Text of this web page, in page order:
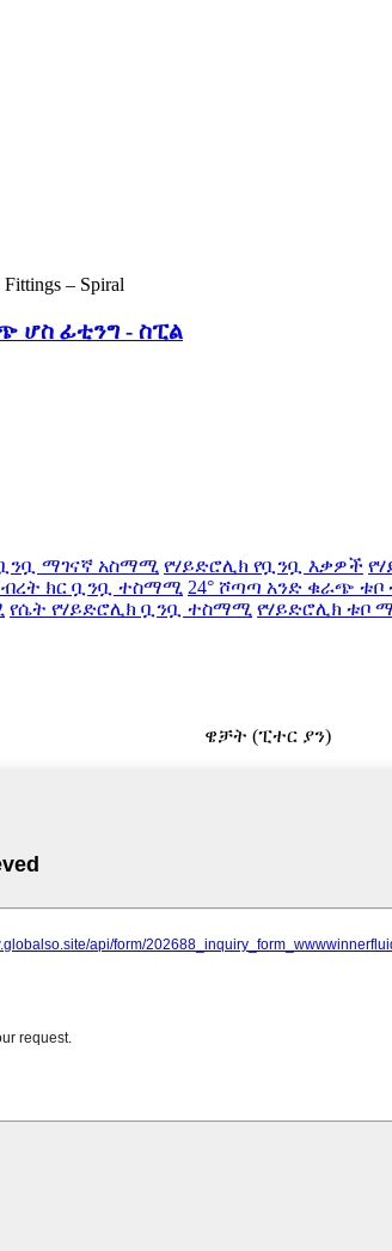
ሆስ ፊቲንግ - ስፒል
ማገናኛ አስማሚ የሃይድሮሊክ የቧንቧ እቃዎች
ብረት ክር ቧንቧ ተስማሚ 24° ሾጣጣ አንድ ቁራጭ
የሴት የሃይድሮሊክ ቧንቧ ተስማሚ የሃይድሮሊክ ቱቦ
ዌቻት (ፒተር ያን)